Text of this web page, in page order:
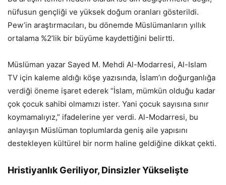
nüfusun gençliği ve yüksek doğum oranları gösterildi.
Pew’in araştırmacıları, bu dönemde Müslümanların yıllık
ortalama %2’lik bir büyüme kaydettiğini belirtti.
Müslüman yazar Sayed M. Mehdi Al-Modarresi, Al-Islam
TV için kaleme aldığı köşe yazısında, İslam’ın doğurganlığa
verdiği öneme işaret ederek “İslam, mümkün olduğu kadar
çok çocuk sahibi olmamızı ister. Yani çocuk sayısına sınır
koymamalıyız,” ifadelerine yer verdi. Al-Modarresi, bu
anlayışın Müslüman toplumlarda geniş aile yapısını
destekleyen kültürel bir norm haline geldiğine dikkat çekti.
Hristiyanlık Geriliyor, Dinsizler Yükselişte